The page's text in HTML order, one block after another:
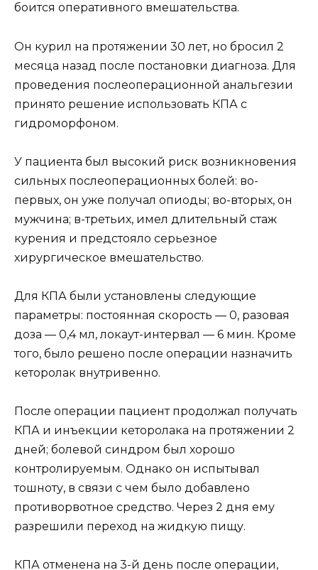
боится оперативного вмешательства.
Он курил на протяжении 30 лет, но бросил 2
месяца назад после постановки диагноза. Для
проведения послеоперационной анальгезии
принято решение использовать КПА с
гидроморфоном.
У пациента был высокий риск возникновения
сильных послеоперационных болей: во-
первых, он уже получал опиоды; во-вторых, он
мужчина; в-третьих, имел длительный стаж
курения и предстояло серьезное
хирургическое вмешательство.
Для КПА были установлены следующие
параметры: постоянная скорость — 0, разовая
доза — 0,4 мл, локаут-интервал — 6 мин. Кроме
того, было решено после операции назначить
кеторолак внутривенно.
После операции пациент продолжал получать
КПА и инъекции кеторолака на протяжении 2
дней; болевой синдром был хорошо
контролируемым. Однако он испытывал
тошноту, в связи с чем было добавлено
противорвотное средство. Через 2 дня ему
разрешили переход на жидкую пищу.
КПА отменена на 3-й день после операции,